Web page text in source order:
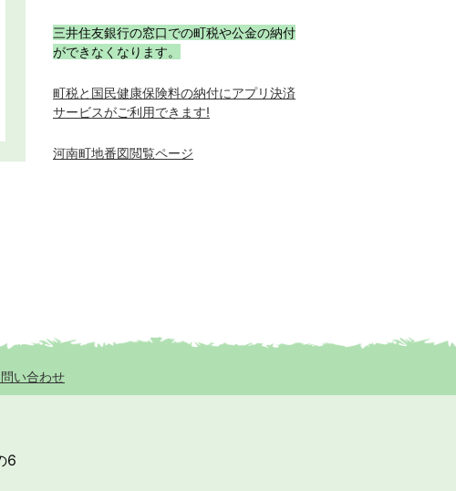
三井住友銀行の窓口での町税や公金の納付
ができなくなります。
町税と国民健康保険料の納付にアプリ決済
サービスがご利用できます!
河南町地番図閲覧ページ
い合わせ
6